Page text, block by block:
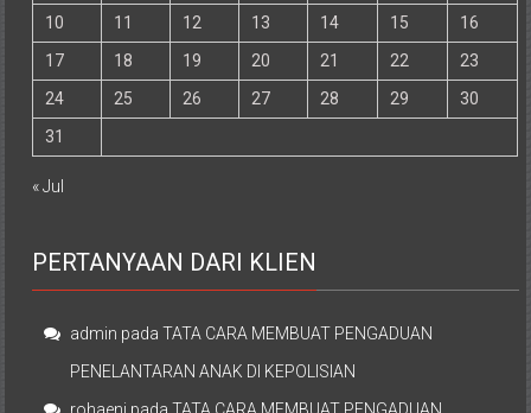
10
11 12 13 14 15
16
17
18 19 20 21 22
23
24
25 26 27 28 29
30
31
« Jul
PERTANYAAN DARI KLIEN
admin padaTATA CARA MEMBUAT PENGADUAN
PENELANTARAN ANAK DI KEPOLISIAN